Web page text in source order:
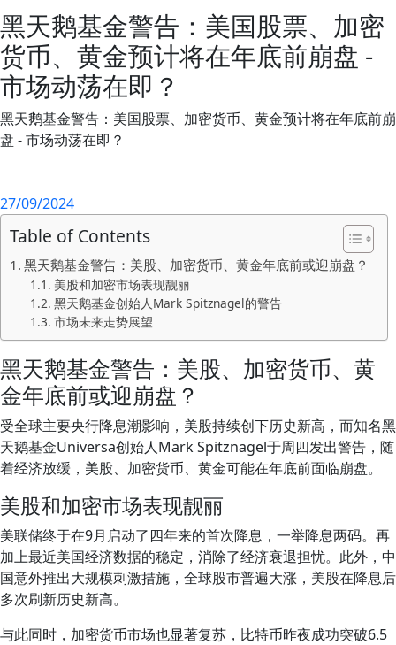
黑天鹅基金警告：美国股票、加密
货币、黄金预计将在年底前崩盘 -
市场动荡在即？
黑天鹅基金警告：美国股票、加密货币、黄金预计将在年底前崩
盘 - 市场动荡在即？
27/09/2024
Table of Contents
黑天鹅基金警告：美股、加密货币、黄金年底前或迎崩盘？
美股和加密市场表现靓丽
黑天鹅基金创始人Mark Spitznagel的警告
市场未来走势展望
黑天鹅基金警告：美股、加密货币、黄
金年底前或迎崩盘？
受全球主要央行降息潮影响，美股持续创下历史新高，而知名黑
天鹅基金Universa创始人Mark Spitznagel于周四发出警告，随
着经济放缓，美股、加密货币、黄金可能在年底前面临崩盘。
美股和加密市场表现靓丽
美联储终于在9月启动了四年来的首次降息，一举降息两码。再
加上最近美国经济数据的稳定，消除了经济衰退担忧。此外，中
国意外推出大规模刺激措施，全球股市普遍大涨，美股在降息后
多次刷新历史新高。
与此同时，加密货币市场也显著复苏，比特币昨夜成功突破6.5